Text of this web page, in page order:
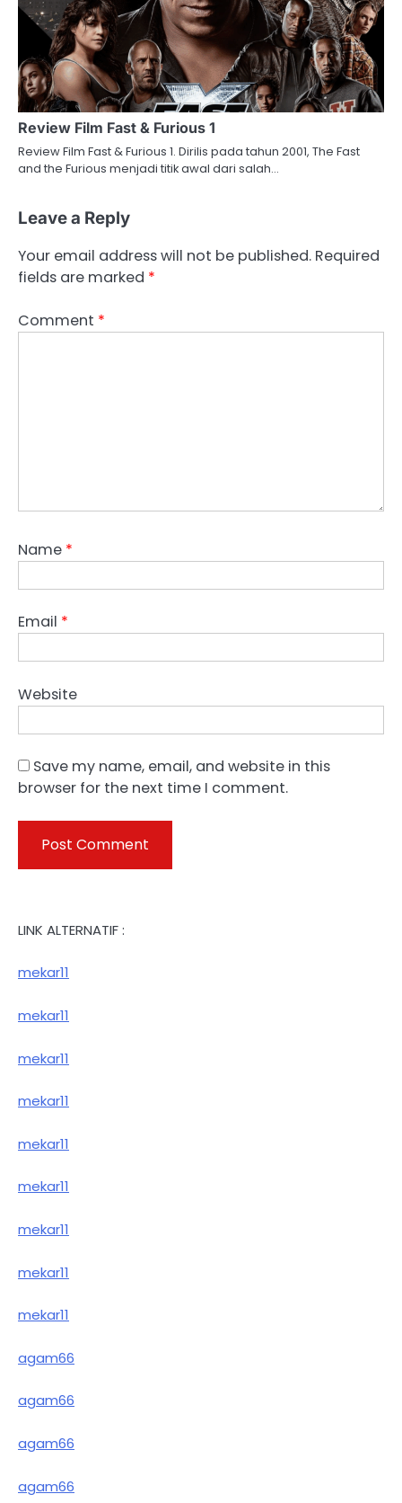
Review Film Fast & Furious 1
Review Film Fast & Furious 1. Dirilis pada tahun 2001, The Fast
and the Furious menjadi titik awal dari salah…
Leave a Reply
Your email address will not be published. Required
fields are marked *
Comment *
Name *
Email *
Website
Save my name, email, and website in this
browser for the next time I comment.
LINK ALTERNATIF :
mekar11
mekar11
mekar11
mekar11
mekar11
mekar11
mekar11
mekar11
mekar11
agam66
agam66
agam66
agam66